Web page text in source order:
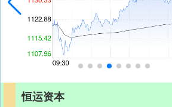
恒运资本